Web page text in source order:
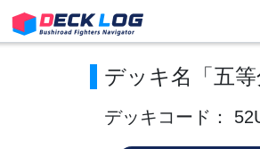
デッキ名「五
デッキコード：